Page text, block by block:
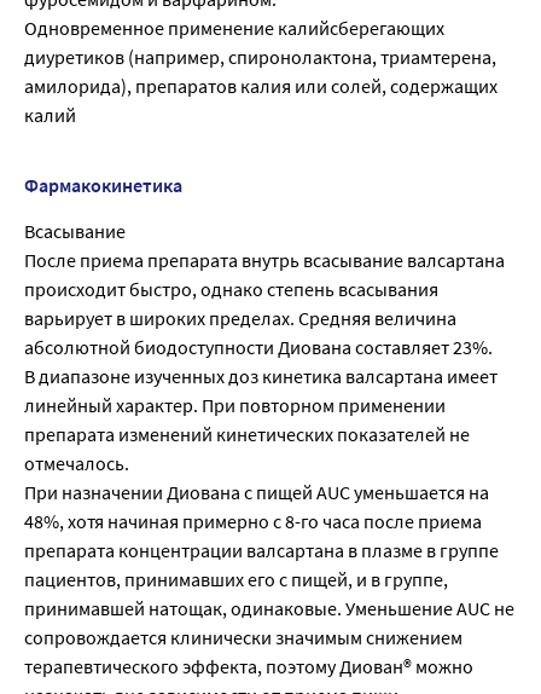
Одновременное применение калийсберегающих
диуретиков (например, спиронолактона, триамтерена,
амилорида), препаратов калия или солей, содержащих
калий
Фармакокинетика
Всасывание
После приема препарата внутрь всасывание валсартана
происходит быстро, однако степень всасывания
варьирует в широких пределах. Средняя величина
абсолютной биодоступности Диована составляет 23%.
В диапазоне изученных доз кинетика валсартана имеет
линейный характер. При повторном применении
препарата изменений кинетических показателей не
отмечалось.
При назначении Диована с пищей AUC уменьшается на
48%, хотя начиная примерно с 8-го часа после приема
препарата концентрации валсартана в плазме в группе
пациентов, принимавших его с пищей, и в группе,
принимавшей натощак, одинаковые. Уменьшение AUC не
сопровождается клинически значимым снижением
терапевтического эффекта, поэтому Диован® можно